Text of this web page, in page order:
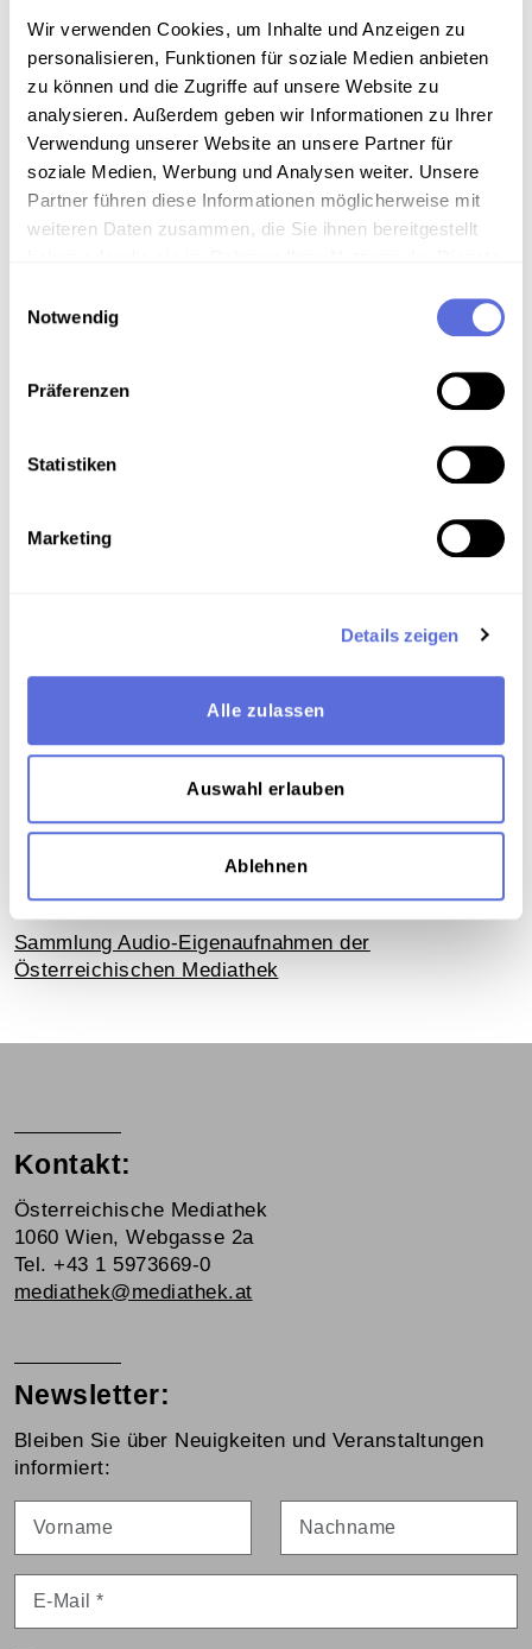
Wir verwenden Cookies, um Inhalte und Anzeigen zu
personalisieren, Funktionen für soziale Medien anbieten
zu können und die Zugriffe auf unsere Website zu
analysieren. Außerdem geben wir Informationen zu Ihrer
Verwendung unserer Website an unsere Partner für
soziale Medien, Werbung und Analysen weiter. Unsere
Partner führen diese Informationen möglicherweise mit
weiteren Daten zusammen, die Sie ihnen bereitgestellt
Notwendig
Präferenzen
Statistiken
Marketing
Details zeigen
Alle zulassen
Auswahl erlauben
Ablehnen
"Das Leben des Brian De Palma"
Sammlungsgeschichte
Sammlung Audio-Eigenaufnahmen der Österreichischen
Mediathek
Anmerkungen zum Inhalt
Lesung
Verortung in der digitalen Sammlung
Schlagworte
Lesung,Prosa,
Eigenaufnahme der Österreichischen Mediathek
Teil der Sammlung
Sammlung Audio-Eigenaufnahmen der
Österreichischen Mediathek
Kontakt:
Österreichische Mediathek
1060 Wien, Webgasse 2a
Tel. +43 1 5973669-0
mediathek@mediathek.at
Newsletter:
Bleiben Sie über Neuigkeiten und Veranstaltungen
informiert: